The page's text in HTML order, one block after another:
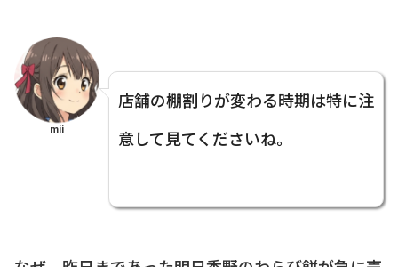
mii
店舗の棚割りが変わる時期は特に注
意して見てくださいね。